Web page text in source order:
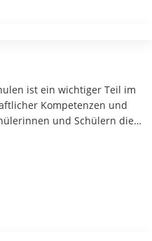
ist ein wichtiger Teil im
Kompetenzen und
und Schülern die…